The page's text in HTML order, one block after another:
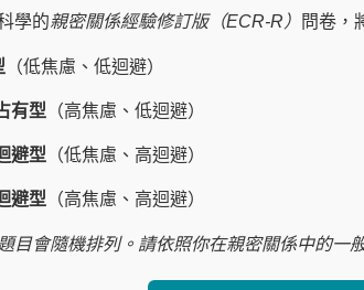
學的親密關係經驗修訂版（ECR-R） 問卷，
（低焦慮、低迴避）
有型 （高焦慮、低迴避）
避型 （低焦慮、高迴避）
避型 （高焦慮、高迴避）
目會隨機排列。請依照你在親密關係中的一